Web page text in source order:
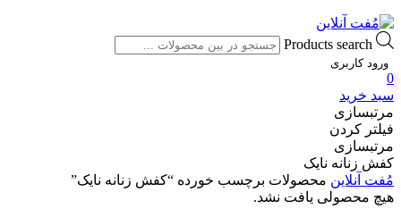
Products search
ورود کاربری
0
سبد خرید
مرتبسازی
فیلتر کردن
مرتبسازی
کفش زنانه نایک
مُفت آنلاین محصولات برچسب خورده “کفش زنانه نایک”
هیچ محصولی یافت نشد.